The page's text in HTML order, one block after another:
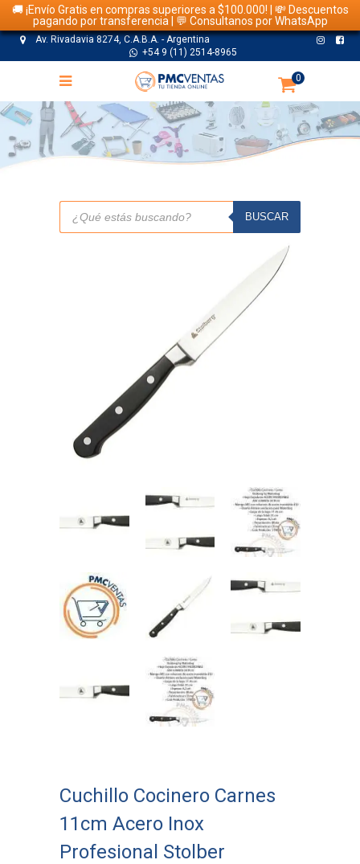
🚚 ¡Envío Gratis en compras superiores a $100.000! | 💸 Descuentos
pagando por transferencia | 💬 Consultanos por WhatsApp
Av. Rivadavia 8274, C.A.B.A. - Argentina
+54 9 (11) 2514-8965
0
TIENDA
Búsqueda
productos
BUSCAR
Cuchillo Cocinero Carnes
11cm Acero Inox
Profesional Stolber